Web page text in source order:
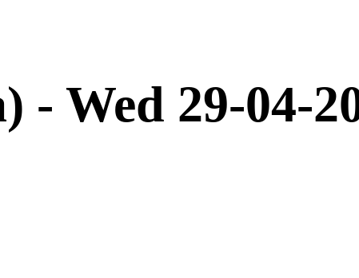
- Wed 29-04-